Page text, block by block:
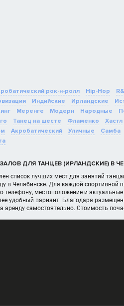
рок-н-ролл Hip-Hop
Индийские Ирландские
Меренге Модерн Народные
Танец на шесте Фламенко Хастл
Акробатический Уличные Самба
ДЛЯ ТАНЦЕВ (ИРЛАНДСКИЕ) В
список лучших мест для занятий
в Челябинске. Для каждой
местоположение и
удобный вариант. Благодаря
самостоятельно. Стоимость